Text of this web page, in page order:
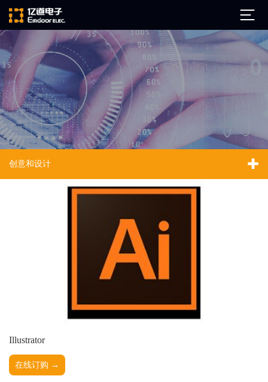
公司简介
发展历程
企业文化
ARM
Altium
Ansys
Adobe
Lauterbach
JFrog
创意和设计
Illustrator
在线订购 →